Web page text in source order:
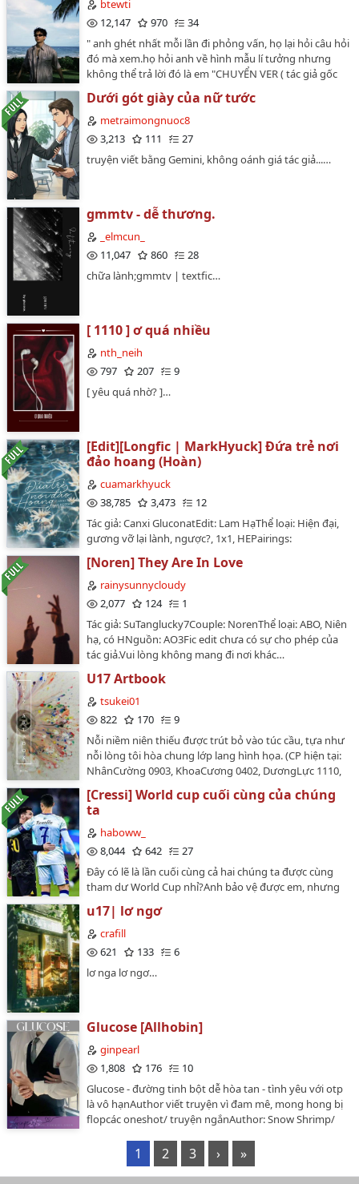
btewti
12,147
970
34
" anh ghét nhất mỗi lần đi phỏng vấn, họ lại hỏi câu hỏi
đó mà xem.họ hỏi anh về hình mẫu lí tưởng nhưng
không thể trả lời đó là em "CHUYỂN VER ( tác giả gốc
Dưới gót giày của nữ tước
metraimongnuoc8
3,213
111
27
truyện viết bằng Gemini, không oánh giá tác giả...…
gmmtv - dễ thương.
_elmcun_
11,047
860
28
chữa lành;gmmtv | textfic…
[ 1110 ] ơ quá nhiều
nth_neih
797
207
9
[ yêu quá nhờ? ]…
[Edit][Longfic | MarkHyuck] Đứa trẻ nơi
đảo hoang (Hoàn)
cuamarkhyuck
38,785
3,473
12
Tác giả: Canxi GluconatEdit: Lam HạThể loại: Hiện đại,
gương vỡ lại lành, ngược?, 1x1, HEPairings:
bản edit: Hoàn thànhDesigner: TemmBản edit đã nhận
được sự đồng ý của tác giả fic gốc. Vui lòng không re-
up hay chuyển ver dưới mọi hình thứcVăn án:"Hai
[Noren] They Are In Love
rainysunnycloudy
2,077
124
1
Tác giả: SuTanglucky7Couple: NorenThể loại: ABO, Niên
hạ, có HNguồn: AO3Fic edit chưa có sự cho phép của
tác giả.Vui lòng không mang đi nơi khác…
U17 Artbook
tsukei01
822
170
9
Nỗi niềm niên thiếu được trút bỏ vào túc cầu, tựa như
nỗi lòng tôi hòa chung lớp lang hình họa. (CP hiện tại:
NhânCường 0903, KhoaCương 0402, DươngLực 1110,
HòaKhang 2317, ViệtQuân 0519, TàiCươngVương
201005 (Huế FC), ...)…
[Cressi] World cup cuối cùng của chúng
ta
haboww_
8,044
642
27
Đây có lẽ là lần cuối cùng cả hai chúng ta được cùng
tham dư World Cup nhỉ?Anh bảo vệ được em, nhưng
gian qua đã để em chịu nhiều khổ sở rồi.…
u17| lơ ngơ
crafill
621
133
6
lơ nga lơ ngơ…
Glucose [Allhobin]
ginpearl
1,808
176
10
Glucose - đường tinh bột dễ hòa tan - tình yêu với otp
là vô hạnAuthor viết truyện vì đam mê, mong hong bị
flopcác oneshot/ truyện ngắnAuthor: Snow Shrimp/
1 2 3 › »